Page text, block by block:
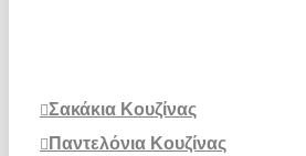
Σακάκια Κουζίνας
Παντελόνια Κουζίνας